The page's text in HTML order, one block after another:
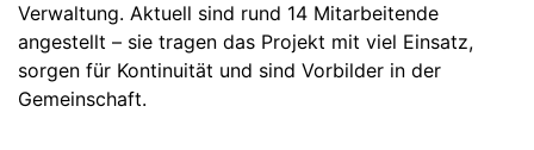
Verwaltung. Aktuell sind rund 14 Mitarbeitende
angestellt – sie tragen das Projekt mit viel Einsatz,
sorgen für Kontinuität und sind Vorbilder in der
Gemeinschaft.